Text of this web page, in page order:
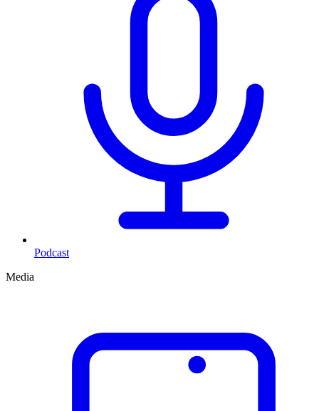
Podcast
Media